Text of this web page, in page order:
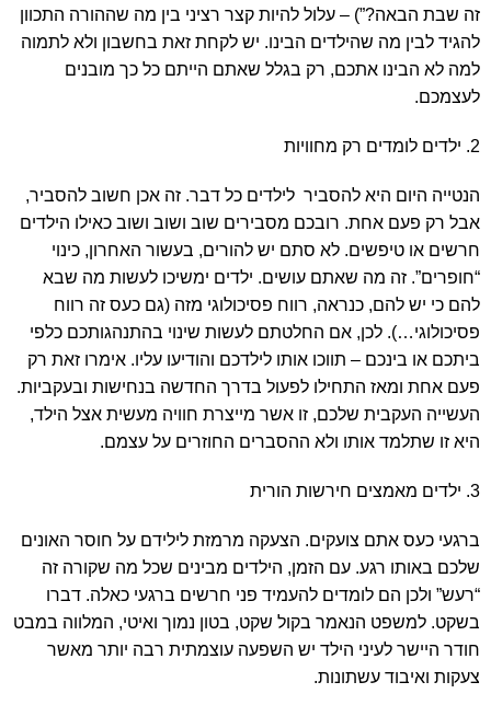
זה שבת הבאה?”) – עלול להיות קצר רציני בין מה שההורה התכוון
להגיד לבין מה שהילדים הבינו. יש לקחת זאת בחשבון ולא לתמוה
למה לא הבינו אתכם, רק בגלל שאתם הייתם כל כך מובנים
לעצמכם.
2. ילדים לומדים רק מחוויות
הנטייה היום היא להסביר לילדים כל דבר. זה אכן חשוב להסביר,
אבל רק פעם אחת. רובכם מסבירים שוב ושוב ושוב כאילו הילדים
חרשים או טיפשים. לא סתם יש להורים, בעשור האחרון, כינוי
“חופרים”. זה מה שאתם עושים. ילדים ימשיכו לעשות מה שבא
להם כי יש להם, כנראה, רווח פסיכולוגי מזה (גם כעס זה רווח
פסיכולוגי…). לכן, אם החלטתם לעשות שינוי בהתנהגותכם כלפי
ביתכם או בינכם – תווכו אותו לילדכם והודיעו עליו. אימרו זאת רק
פעם אחת ומאז התחילו לפעול בדרך החדשה בנחישות ובעקביות.
העשייה העקבית שלכם, זו אשר מייצרת חוויה מעשית אצל הילד,
היא זו שתלמד אותו ולא ההסברים החוזרים על עצמם.
3. ילדים מאמצים חירשות הורית
ברגעי כעס אתם צועקים. הצעקה מרמזת לילידם על חוסר האונים
שלכם באותו רגע. עם הזמן, הילדים מבינים שכל מה שקורה זה
“רעש” ולכן הם לומדים להעמיד פני חרשים ברגעי כאלה. דברו
בשקט. למשפט הנאמר בקול שקט, בטון נמוך ואיטי, המלווה במבט
חודר היישר לעיני הילד יש השפעה עוצמתית רבה יותר מאשר
צעקות ואיבוד עשתונות.